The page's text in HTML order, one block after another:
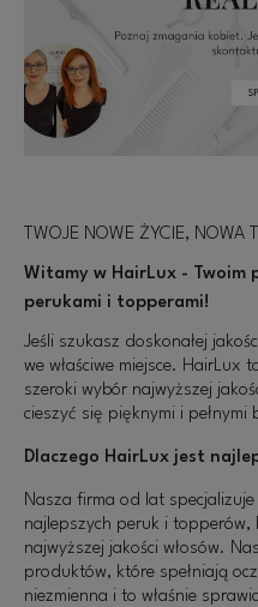
TWOJE NOWE ŻYCIE, NOWA
Witamy w HairLux - Twoim
perukami i topperami!
Jeśli szukasz doskonałej
we właściwe miejsce. HairLux
szeroki wybór najwyższej
cieszyć się pięknymi i pełnymi
Dlaczego HairLux jest
Nasza firma od lat
najlepszych peruk i topperów,
najwyższej jakości włosów.
produktów, które spełniają
niezmienna i to właśnie